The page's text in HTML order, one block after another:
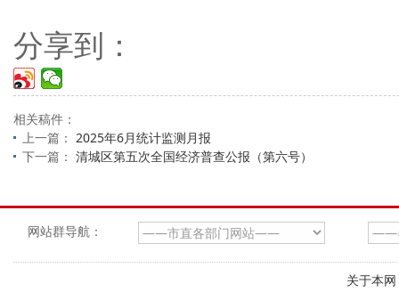
分享到：
相关稿件：
上一篇： 2025年6月统计监测月报
下一篇： 清城区第五次全国经济普查公报（第六号）
网站群导航：
关于本网